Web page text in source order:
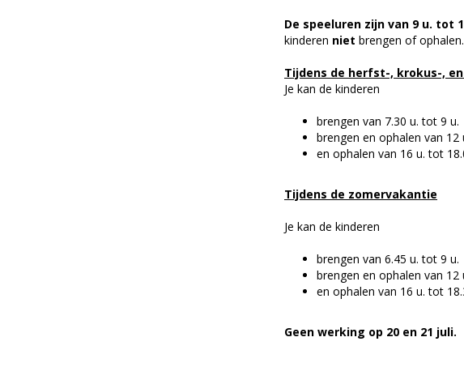
De speeluren zijn van 9 u. tot
kinderen niet brengen of ophalen.
Tijdens de herfst-, krokus-,
Je kan de kinderen
brengen van 7.30 u. tot 9 u.
brengen en ophalen van
en ophalen van 16 u. tot
Tijdens de zomervakantie
Je kan de kinderen
brengen van 6.45 u. tot 9 u.
brengen en ophalen van
en ophalen van 16 u. tot
Geen werking op 20 en 21 juli.